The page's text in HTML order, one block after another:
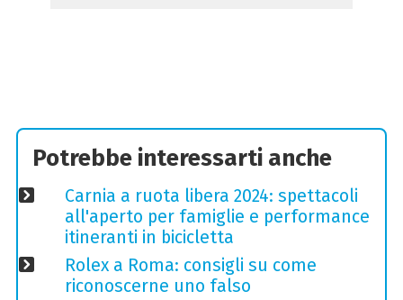
Potrebbe interessarti anche
Carnia a ruota libera 2024: spettacoli
all'aperto per famiglie e performance
itineranti in bicicletta
Rolex a Roma: consigli su come
riconoscerne uno falso